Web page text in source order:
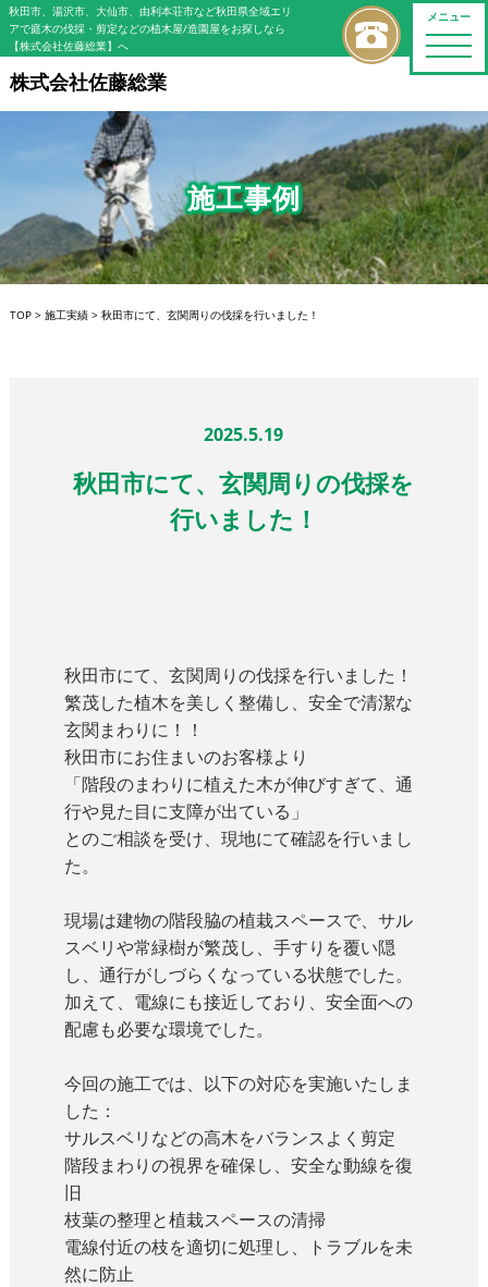
メニュー
toggle
秋田市、湯沢市、大仙市、由利本荘市など秋田県全域エリ
アで庭木の伐採・剪定などの植木屋/造園屋をお探しなら
【株式会社佐藤総業】へ
株式会社佐藤総業
施工事例
TOP> 施工実績> 秋田市にて、玄関周りの伐採を行いました！
2025.5.19
秋田市にて、玄関周りの伐採を
行いました！
秋田市にて、玄関周りの伐採を行いました！
繁茂した植木を美しく整備し、安全で清潔な
玄関まわりに！！
秋田市にお住まいのお客様より
「階段のまわりに植えた木が伸びすぎて、通
行や見た目に支障が出ている」
とのご相談を受け、現地にて確認を行いまし
た。
現場は建物の階段脇の植栽スペースで、サル
スベリや常緑樹が繁茂し、手すりを覆い隠
し、通行がしづらくなっている状態でした。
加えて、電線にも接近しており、安全面への
配慮も必要な環境でした。
今回の施工では、以下の対応を実施いたしま
した：
サルスベリなどの高木をバランスよく剪定
階段まわりの視界を確保し、安全な動線を復
旧
枝葉の整理と植栽スペースの清掃
電線付近の枝を適切に処理し、トラブルを未
然に防止